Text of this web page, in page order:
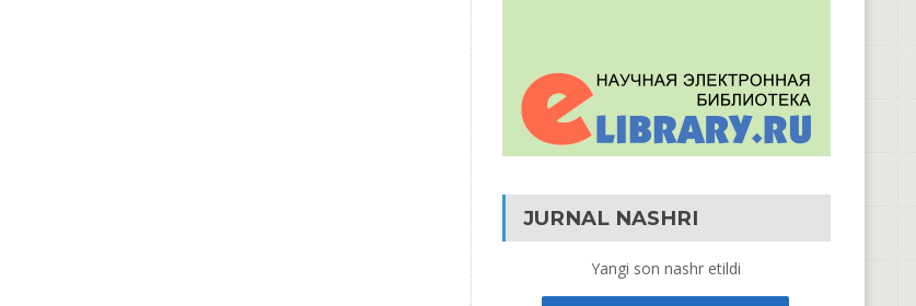
JURNAL NASHRI
Yangi son nashr etildi